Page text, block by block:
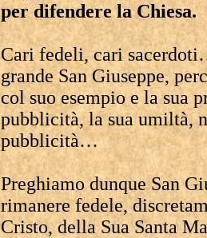
per difendere la Chiesa.
Cari fedeli, cari
grande San Giuseppe,
col suo esempio e la sua
pubblicità, la sua umiltà,
pubblicità…
Preghiamo dunque San
rimanere fedele,
Cristo, della Sua Santa